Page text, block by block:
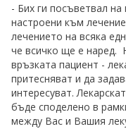
- Бих ги посъветвал
настроени към
лечението на всяка
че всичко ще е наред.
връзката пациент -
притесняват и да
интересуват.
бъде споделено в
между Вас и Вашия